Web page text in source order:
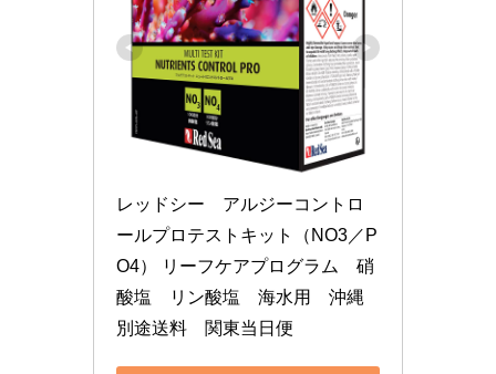
レッドシー　アルジーコントロ
ールプロテストキット（NO3／P
O4） リーフケアプログラム　硝
酸塩　リン酸塩　海水用　沖縄
別途送料　関東当日便